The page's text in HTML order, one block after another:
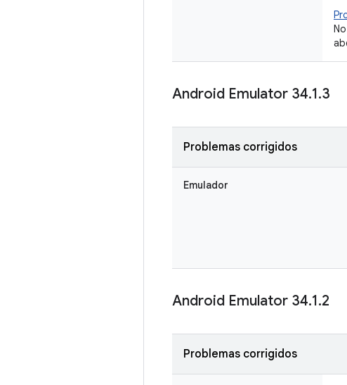
Android Emulator 34.1.3
Problemas corrigidos
Emulador
Android Emulator 34.1.2
Problemas corrigidos